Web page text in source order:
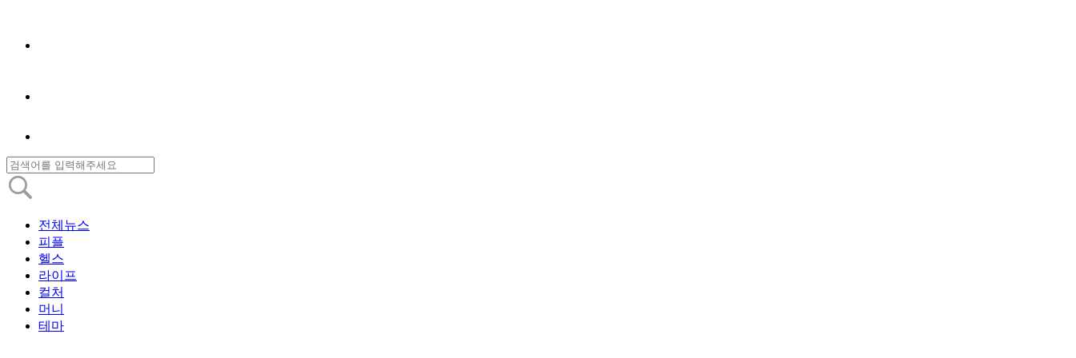
전체뉴스
피플
헬스
라이프
컬처
머니
테마